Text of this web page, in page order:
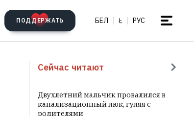
ПОДДЕРЖАТЬ БЕЛ Ł РУС
Сейчас читают
Двухлетний мальчик провалился в
канализационный люк, гуляя с
родителями